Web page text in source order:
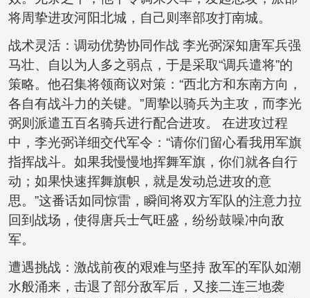
将周挚进攻河阳北城，自己则率部攻打南城。
战术灵活：调动优势协同作战 李光弼深知唐军兵强
马壮、自以为人多之弱点，于是采取“调兵遣将”的
策略。他召集将领商议对策：“西北方和东南方向，
各自有战斗力的关键。”周挚以骑兵为主攻，而李光
弼则派遣五百名骑兵进行配合进攻。 在进攻过程
中，李光弼详细交代军令：“请你们留心看我用军旗
指挥战斗。如果我慢慢地挥舞军旗，你们就各自行
动；如果快速挥舞旗帜，就是发动总进攻的意
思。”这番话如同惊雷，瞬间将双方军队的注意力拉
回到战场，使得唐兵士气旺盛，纷纷鼓噪冲向敌
军。
遭遇挑战：激战前夜的艰难与坚持 敌军的军队如潮
水般涌来，击退了部分敌军后，又接二连三地袭